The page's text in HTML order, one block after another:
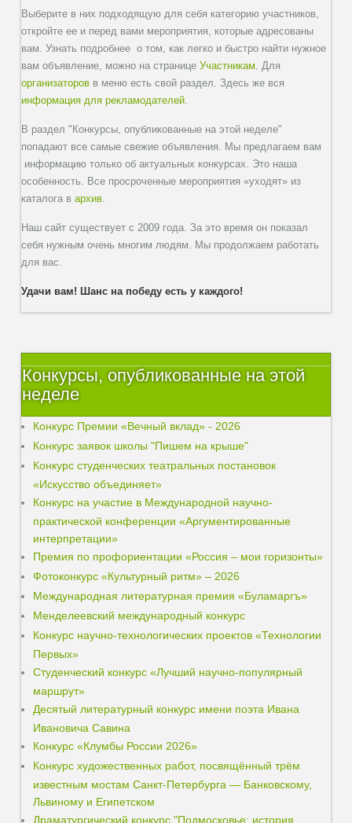
Выберите в них подходящую для себя категорию участников,
откройте ее и перед вами мероприятия, которые адресованы
вам. Узнать подробнее о том, как легко и быстро найти нужное
вам объявление, можно на страницеУчастникам. Для
организаторов в меню есть свой раздел. Здесь же вся
информация для рекламодателей.
В раздел "Конкурсы, опубликованные на этой неделе"
попадают все самые свежие объявления. Мы предлагаем вам
информацию только об актуальных конкурсах. Это наша
особенность. Все просроченные мероприятия «уходят» из
каталога вархив.
Наш сайт существует с 2009 года. За это время он показал
себя нужным очень многим людям. Мы продолжаем работать
для вас.
Удачи вам! Шанс на победу есть у каждого!
Конкурсы, опубликованные на этой
неделе
Конкурс Премии «Вечный вклад» - 2026
Конкурс заявок школы "Пишем на крыше"
Конкурс студенческих театральных постановок
«Искусство объединяет»
Конкурс на участие в Международной научно-
практической конференции «Аргументированные
интерпретации»
Премия по профориентации «Россия – мои горизонты»
Фотоконкурс «Культурный ритм» – 2026
Международная литературная премия «Буламаргъ»
Менделеевский международный конкурс
Конкурс научно-технологических проектов «Технологии
Первых»
Студенческий конкурс «Лучший научно-популярный
маршрут»
Десятый литературный конкурс имени поэта Ивана
Ивановича Савина
Конкурс «Клумбы России 2026»
Конкурс художественных работ, посвящённый трём
известным мостам Санкт-Петербурга — Банковскому,
Львиному и Египетском
Драматургический конкурс "Подмосковье: история,